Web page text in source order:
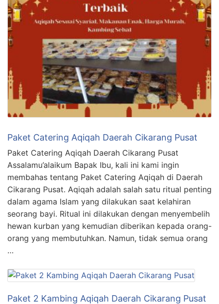
Paket Catering Aqiqah Daerah Cikarang Pusat
Paket Catering Aqiqah Daerah Cikarang Pusat
Assalamu’alaikum Bapak Ibu, kali ini kami ingin
membahas tentang Paket Catering Aqiqah di Daerah
Cikarang Pusat. Aqiqah adalah salah satu ritual penting
dalam agama Islam yang dilakukan saat kelahiran
seorang bayi. Ritual ini dilakukan dengan menyembelih
hewan kurban yang kemudian diberikan kepada orang-
orang yang membutuhkan. Namun, tidak semua orang
…
Paket 2 Kambing Aqiqah Daerah Cikarang Pusat